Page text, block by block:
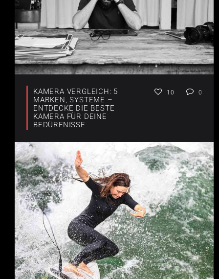
KAMERA VERGLEICH: 5
MARKEN, SYSTEME –
ENTDECKE DIE BESTE
KAMERA FÜR DEINE
BEDÜRFNISSE
10 0